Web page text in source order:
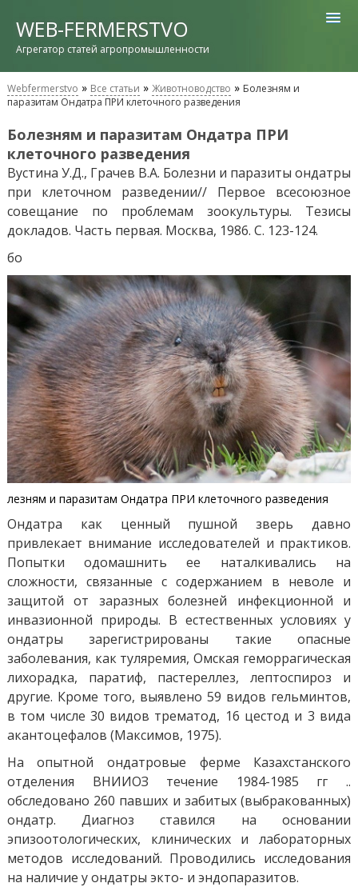
WEB-FERMERSTVO
Агрегатор статей агропромышленности
Webfermerstvo » Все статьи » Животноводство » Болезням и
паразитам Ондатра ПРИ клеточного разведения
Болезням и паразитам Ондатра ПРИ
клеточного разведения
Вустина У.Д., Грачев В.А. Болезни и паразиты ондатры
при клеточном разведении// Первое всесоюзное
совещание по проблемам зоокультуры. Тезисы
докладов. Часть первая. Москва, 1986. С. 123-124.
бо
лезням и паразитам Ондатра ПРИ клеточного разведения
Ондатра как ценный пушной зверь давно
привлекает внимание исследователей и практиков.
Попытки одомашнить ее наталкивались на
сложности, связанные с содержанием в неволе и
защитой от заразных болезней инфекционной и
инвазионной природы. В естественных условиях у
ондатры зарегистрированы такие опасные
заболевания, как туляремия, Омская геморрагическая
лихорадка, паратиф, пастереллез, лептоспироз и
другие. Кроме того, выявлено 59 видов гельминтов,
в том числе 30 видов трематод, 16 цестод и 3 вида
акантоцефалов (Максимов, 1975).
На опытной ондатровые ферме Казахстанского
отделения ВНИИОЗ течение 1984-1985 гг ..
обследовано 260 павших и забитых (выбракованных)
ондатр. Диагноз ставился на основании
эпизоотологических, клинических и лабораторных
методов исследований. Проводились исследования
на наличие у ондатры экто- и эндопаразитов.